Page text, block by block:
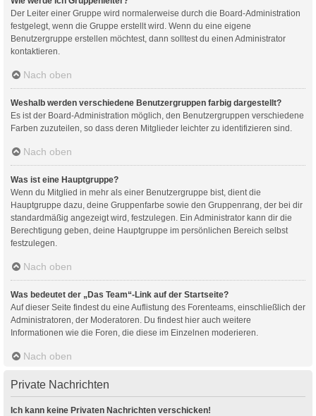
Der Leiter einer Gruppe wird normalerweise durch die Board-Administration
festgelegt, wenn die Gruppe erstellt wird. Wenn du eine eigene
Benutzergruppe erstellen möchtest, dann solltest du einen Administrator
kontaktieren.
Nach oben
Weshalb werden verschiedene Benutzergruppen farbig dargestellt?
Es ist der Board-Administration möglich, den Benutzergruppen verschiedene
Farben zuzuteilen, so dass deren Mitglieder leichter zu identifizieren sind.
Nach oben
Was ist eine Hauptgruppe?
Wenn du Mitglied in mehr als einer Benutzergruppe bist, dient die
Hauptgruppe dazu, deine Gruppenfarbe sowie den Gruppenrang, der bei dir
standardmäßig angezeigt wird, festzulegen. Ein Administrator kann dir die
Berechtigung geben, deine Hauptgruppe im persönlichen Bereich selbst
festzulegen.
Nach oben
Was bedeutet der „Das Team“-Link auf der Startseite?
Auf dieser Seite findest du eine Auflistung des Forenteams, einschließlich der
Administratoren, der Moderatoren. Du findest hier auch weitere
Informationen wie die Foren, die diese im Einzelnen moderieren.
Nach oben
Private Nachrichten
Ich kann keine Privaten Nachrichten verschicken!